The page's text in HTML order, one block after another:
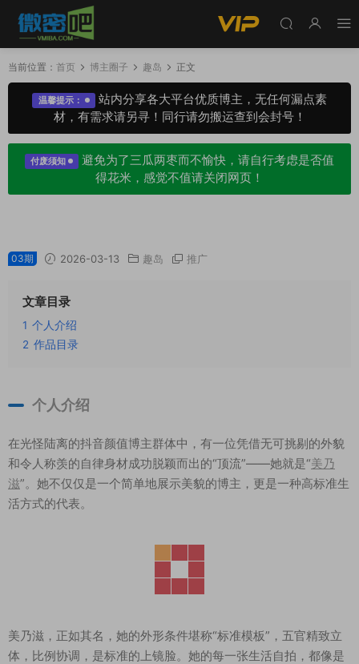
当前位置： 首页 博主圈子 趣岛 正文
温馨提示：
站内分享各大平台优质博主，无任何漏点素
材，有需求请另寻！同行请勿搬运查到会封号！
付废须知
避免为了三瓜两枣而不愉快，请自行考虑是否值
得花米，感觉不值请关闭网页！
03期 2026-03-13 趣岛 推广
文章目录
1 个人介绍
2 作品目录
个人介绍
在光怪陆离的抖音颜值博主群体中，有一位凭借无可挑剔的外貌
和令人称羡的自律身材成功脱颖而出的“顶流”——她就是“美乃
滋”。她不仅仅是一个简单地展示美貌的博主，更是一种高标准生
活方式的代表。
美乃滋，正如其名，她的外形条件堪称“标准模板”，五官精致立
体，比例协调，是标准的上镜脸。她的每一张生活自拍，都像是